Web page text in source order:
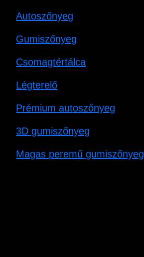
Autoszőnyeg
Gumiszőnyeg
Csomagtértálca
Légterelő
Prémium autoszőnyeg
3D gumiszőnyeg
Magas peremű gumiszőnyeg